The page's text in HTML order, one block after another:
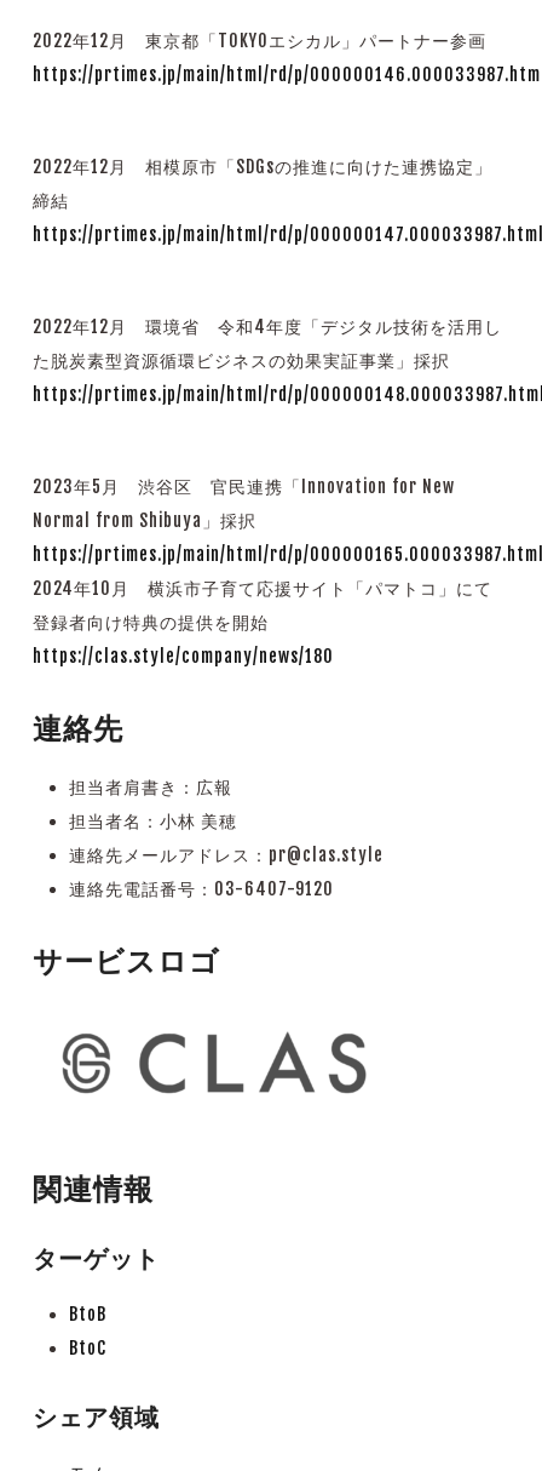
2022年12月 東京都「TOKYOエシカル」パートナー参画
https://prtimes.jp/main/html/rd/p/
2022年12月 相模原市「SDGsの推進に向けた連携協定」
締結
https://prtimes.jp/main/html/rd/p/
2022年12月 環境省 令和4年度「デジタル技術を活用し
た脱炭素型資源循環ビジネスの効果実証事業」採択
https://prtimes.jp/main/html/rd/p/
2023年5月 渋谷区 官民連携「Innovation for New
Normal from Shibuya」採択
https://prtimes.jp/main/html/rd/p/
2024年10月 横浜市子育て応援サイト「パマトコ」にて
登録者向け特典の提供を開始
https://clas.style/company/news/180
連絡先
担当者肩書き：広報
担当者名：小林 美穂
連絡先メールアドレス：pr@clas.style
連絡先電話番号：03-6407-9120
サービスロゴ
関連情報
ターゲット
BtoB
BtoC
シェア領域